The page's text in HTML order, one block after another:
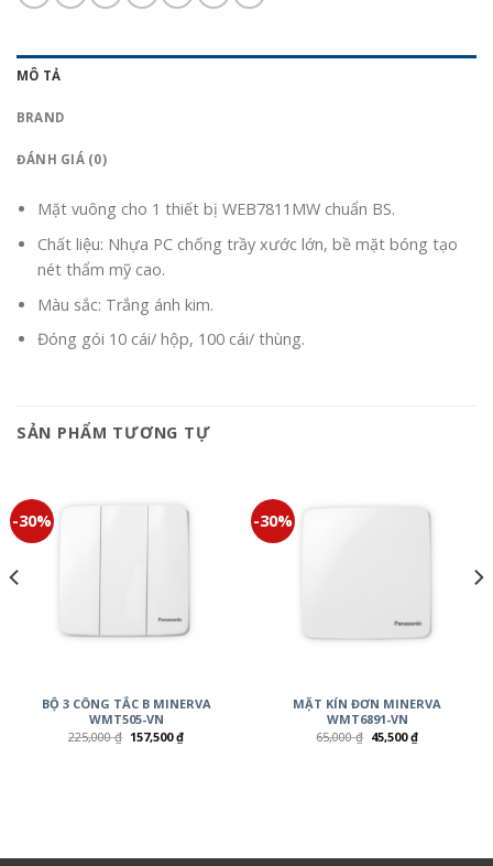
MÔ TẢ
BRAND
ĐÁNH GIÁ (0)
Mặt vuông cho 1 thiết bị WEB7811MW chuẩn BS.
Chất liệu: Nhựa PC chống trầy xước lớn, bề mặt bóng tạo
nét thẩm mỹ cao.
Màu sắc: Trắng ánh kim.
Đóng gói 10 cái/ hộp, 100 cái/ thùng.
SẢN PHẨM TƯƠNG TỰ
-30%
BỘ 3 CÔNG TẮC B MINERVA
WMT505-VN
225,000₫ 157,500₫
-30%
MẶT KÍN ĐƠN MINERVA
WMT6891-VN
65,000₫ 45,500₫